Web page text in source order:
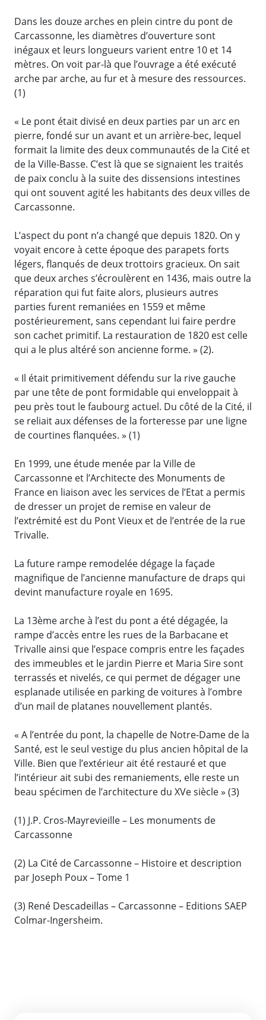
Dans les douze arches en plein cintre du pont de
Carcassonne, les diamètres d’ouverture sont
inégaux et leurs longueurs varient entre 10 et 14
mètres. On voit par-là que l’ouvrage a été exécuté
arche par arche, au fur et à mesure des ressources.
(1)
« Le pont était divisé en deux parties par un arc en
pierre, fondé sur un avant et un arrière-bec, lequel
formait la limite des deux communautés de la Cité et
de la Ville-Basse. C’est là que se signaient les traités
de paix conclu à la suite des dissensions intestines
qui ont souvent agité les habitants des deux villes de
Carcassonne.
L’aspect du pont n’a changé que depuis 1820. On y
voyait encore à cette époque des parapets forts
légers, flanqués de deux trottoirs gracieux. On sait
que deux arches s’écroulèrent en 1436, mais outre la
réparation qui fut faite alors, plusieurs autres
parties furent remaniées en 1559 et même
postérieurement, sans cependant lui faire perdre
son cachet primitif. La restauration de 1820 est celle
qui a le plus altéré son ancienne forme. » (2).
« Il était primitivement défendu sur la rive gauche
par une tête de pont formidable qui enveloppait à
peu près tout le faubourg actuel. Du côté de la Cité, il
se reliait aux défenses de la forteresse par une ligne
de courtines flanquées. » (1)
En 1999, une étude menée par la Ville de
Carcassonne et l’Architecte des Monuments de
France en liaison avec les services de l’Etat a permis
de dresser un projet de remise en valeur de
l’extrémité est du Pont Vieux et de l’entrée de la rue
Trivalle.
La future rampe remodelée dégage la façade
magnifique de l’ancienne manufacture de draps qui
devint manufacture royale en 1695.
La 13ème arche à l’est du pont a été dégagée, la
rampe d’accès entre les rues de la Barbacane et
Trivalle ainsi que l’espace compris entre les façades
des immeubles et le jardin Pierre et Maria Sire sont
terrassés et nivelés, ce qui permet de dégager une
esplanade utilisée en parking de voitures à l’ombre
d’un mail de platanes nouvellement plantés.
« A l’entrée du pont, la chapelle de Notre-Dame de la
Santé, est le seul vestige du plus ancien hôpital de la
Ville. Bien que l’extérieur ait été restauré et que
l’intérieur ait subi des remaniements, elle reste un
beau spécimen de l’architecture du XVe siècle » (3)
(1) J.P. Cros-Mayrevieille – Les monuments de
Carcassonne
(2) La Cité de Carcassonne – Histoire et description
par Joseph Poux – Tome 1
(3) René Descadeillas – Carcassonne – Editions SAEP
Colmar-Ingersheim.